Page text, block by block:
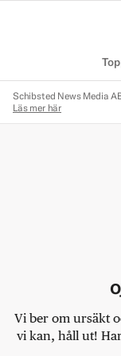
Schibsted News Media
Läs mer här
Vi ber om ursäkt
vi kan, håll ut!